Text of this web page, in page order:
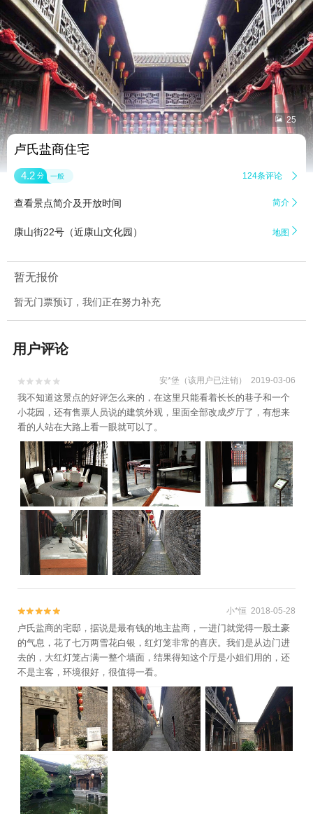
 25
卢氏盐商住宅
4.2 分 一般 124条评论 
查看景点简介及开放时间 简介 
康山街22号（近康山文化园） 地图 
暂无报价
暂无门票预订，我们正在努力补充
用户评论

 安*堡（该用户已注销） 2019-03-06
我不知道这景点的好评怎么来的，在这里只能看着长长的巷子和一个
小花园，还有售票人员说的建筑外观，里面全部改成歺厅了，有想来
看的人站在大路上看一眼就可以了。

 小*恒 2018-05-28
卢氏盐商的宅邸，据说是最有钱的地主盐商，一进门就觉得一股土豪
的气息，花了七万两雪花白银，红灯笼非常的喜庆。我们是从边门进
去的，大红灯笼占满一整个墙面，结果得知这个厅是小姐们用的，还
不是主客，环境很好，很值得一看。
